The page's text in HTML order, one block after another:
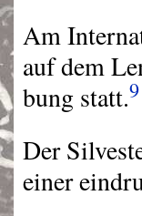
Am
auf dem
bung statt.9
Der
einer